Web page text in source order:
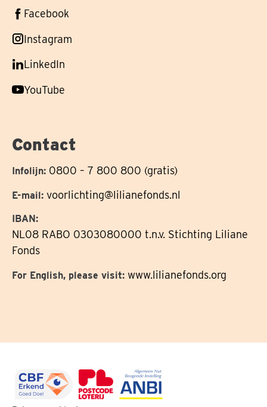
Volg
op
Facebook
Volg
op
Instagram
Volg
op
LinkedIn
Volg
YouTube
Contact
Infolijn: 0800 – 7 800 800 (gratis)
E-mail: voorlichting@lilianefonds.nl
IBAN:
NL08 RABO 0303080000 t.n.v. Stichting Liliane
Fonds
For English, please visit: www.lilianefonds.org